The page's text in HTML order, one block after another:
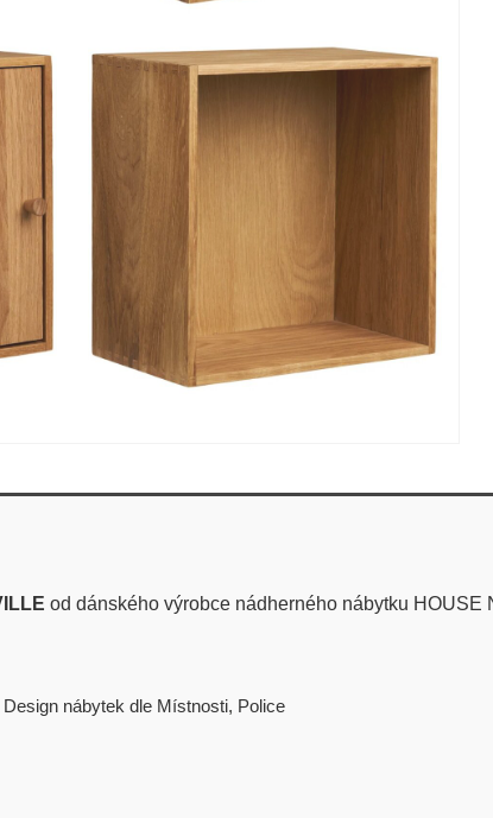
od dánského výrobce nádherného nábytku HOUSE
Design nábytek dle Místnosti, Police